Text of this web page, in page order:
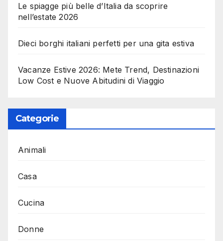
Le spiagge più belle d’Italia da scoprire
nell’estate 2026
Dieci borghi italiani perfetti per una gita estiva
Vacanze Estive 2026: Mete Trend, Destinazioni
Low Cost e Nuove Abitudini di Viaggio
Categorie
Animali
Casa
Cucina
Donne